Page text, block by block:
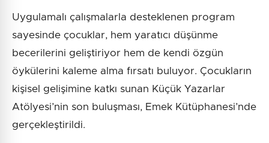
Uygulamalı çalışmalarla desteklenen program
sayesinde çocuklar, hem yaratıcı düşünme
becerilerini geliştiriyor hem de kendi özgün
öykülerini kaleme alma fırsatı buluyor. Çocukların
kişisel gelişimine katkı sunan Küçük Yazarlar
Atölyesi’nin son buluşması, Emek Kütüphanesi’nde
gerçekleştirildi.